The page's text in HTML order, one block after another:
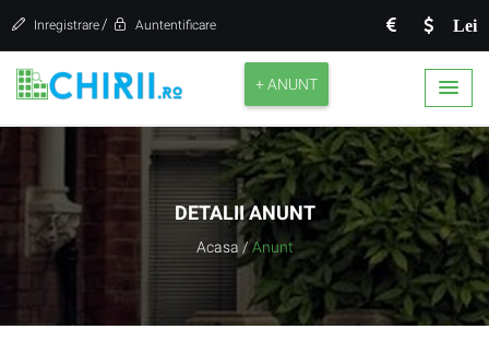
Lei
Inregistrare / Auntentificare
+ ANUNT
DETALII ANUNT
Acasa / Anunt